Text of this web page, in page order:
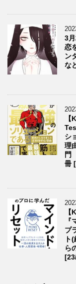
3
恋
ン
な
シ
理
門
冊
プ
ト
ら